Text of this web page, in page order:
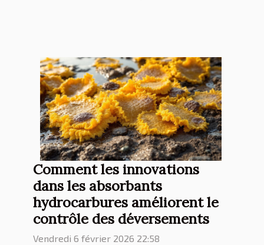
Comment les innovations
dans les absorbants
hydrocarbures améliorent le
contrôle des déversements
Vendredi 6 février 2026 22:58